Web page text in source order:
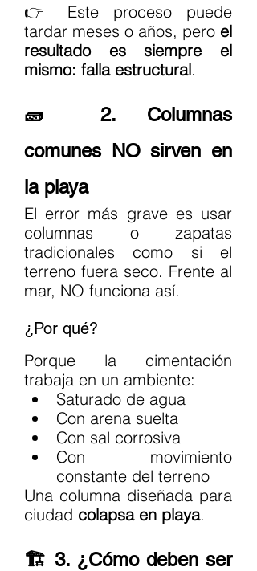
👉 Este proceso puede
tardar meses o años, pero el
resultado es siempre el
mismo: falla estructural.
🧱 2. Columnas
comunes NO sirven en
la playa
El error más grave es usar
columnas o zapatas
tradicionales como si el
terreno fuera seco. Frente al
mar, NO funciona así.
¿Por qué?
Porque la cimentación
trabaja en un ambiente:
Saturado de agua
Con arena suelta
Con sal corrosiva
Con movimiento
constante del terreno
Una columna diseñada para
ciudad colapsa en playa.
🏗️ 3. ¿Cómo deben ser